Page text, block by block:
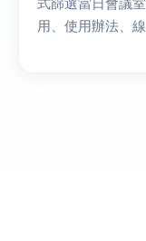
用、使用辦法、